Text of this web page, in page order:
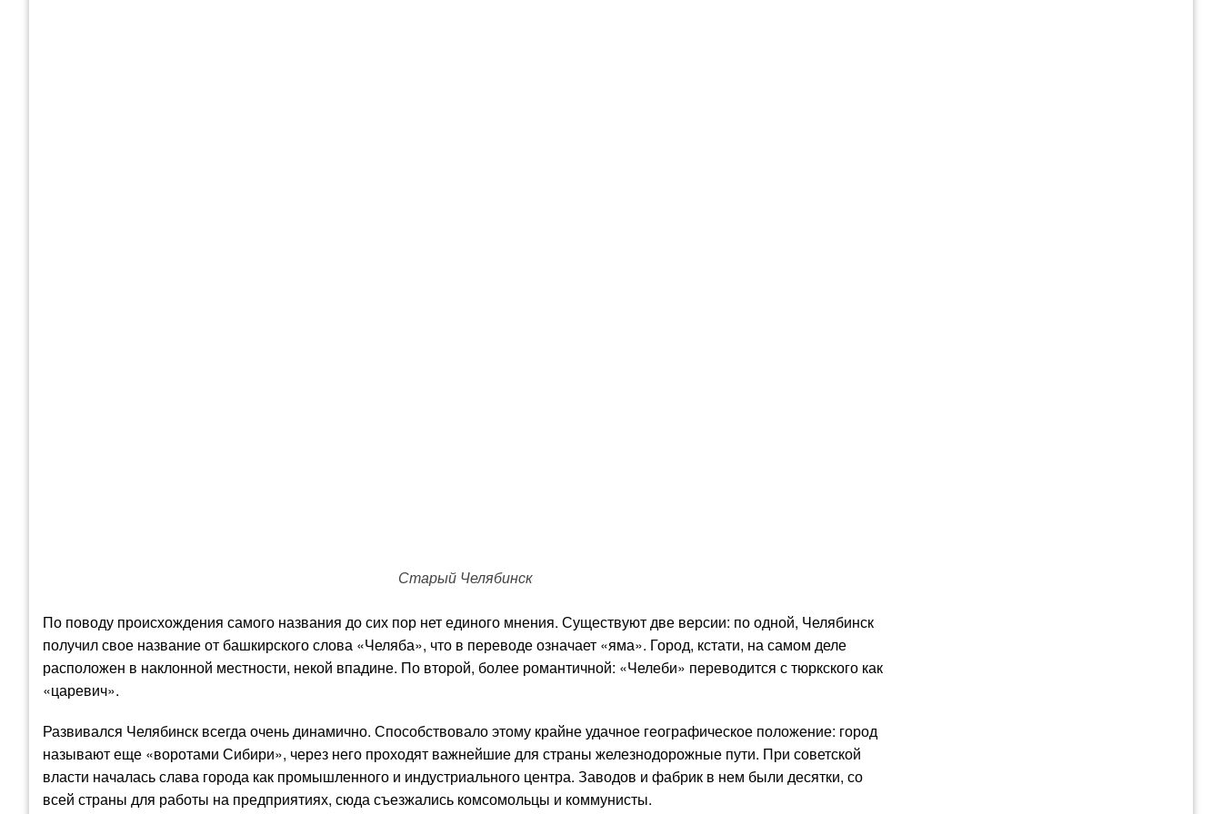
Старый Челябинск
По поводу происхождения самого названия до сих пор нет единого мнения. Существуют две версии: по одной, Челябинск
получил свое название от башкирского слова «Челяба», что в переводе означает «яма». Город, кстати, на самом деле
расположен в наклонной местности, некой впадине. По второй, более романтичной: «Челеби» переводится с тюркского как
«царевич».
Развивался Челябинск всегда очень динамично. Способствовало этому крайне удачное географическое положение: город
называют еще «воротами Сибири», через него проходят важнейшие для страны железнодорожные пути. При советской
власти началась слава города как промышленного и индустриального центра. Заводов и фабрик в нем были десятки, со
всей страны для работы на предприятиях, сюда съезжались комсомольцы и коммунисты.